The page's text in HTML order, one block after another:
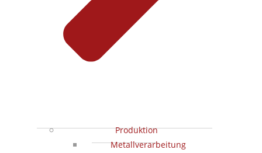
Produktion
Metallverarbeitung